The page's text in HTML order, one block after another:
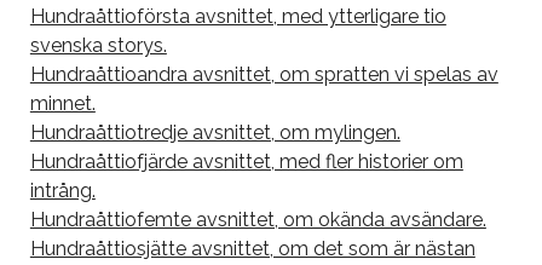
Hundraåttioförsta avsnittet, med ytterligare tio
svenska storys.
Hundraåttioandra avsnittet, om spratten vi spelas av
minnet.
Hundraåttiotredje avsnittet, om mylingen.
Hundraåttiofjärde avsnittet, med fler historier om
intrång.
Hundraåttiofemte avsnittet, om okända avsändare.
Hundraåttiosjätte avsnittet, om det som är nästan